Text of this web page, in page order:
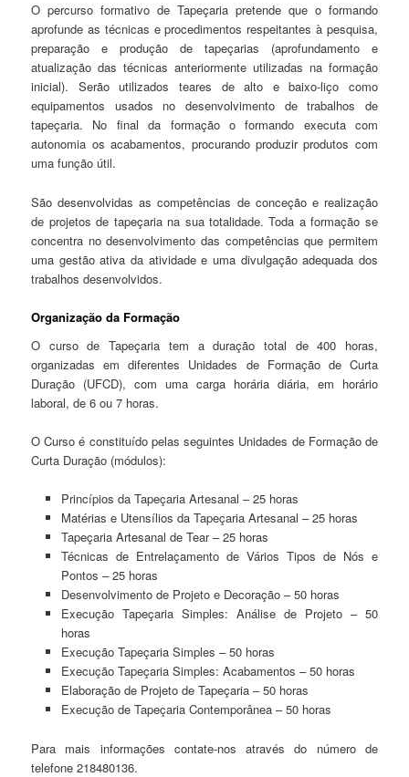
O percurso formativo de Tapeçaria pretende que o formando
aprofunde as técnicas e procedimentos respeitantes à pesquisa,
preparação e produção de tapeçarias (aprofundamento e
atualização das técnicas anteriormente utilizadas na formação
inicial). Serão utilizados teares de alto e baixo-liço como
equipamentos usados no desenvolvimento de trabalhos de
tapeçaria. No final da formação o formando executa com
autonomia os acabamentos, procurando produzir produtos com
uma função útil.
São desenvolvidas as competências de conceção e realização
de projetos de tapeçaria na sua totalidade. Toda a formação se
concentra no desenvolvimento das competências que permitem
uma gestão ativa da atividade e uma divulgação adequada dos
trabalhos desenvolvidos.
Organização da Formação
O curso de Tapeçaria tem a duração total de 400 horas,
organizadas em diferentes Unidades de Formação de Curta
Duração (UFCD), com uma carga horária diária, em horário
laboral, de 6 ou 7 horas.
O Curso é constituído pelas seguintes Unidades de Formação de
Curta Duração (módulos):
Princípios da Tapeçaria Artesanal – 25 horas
Matérias e Utensílios da Tapeçaria Artesanal – 25 horas
Tapeçaria Artesanal de Tear – 25 horas
Técnicas de Entrelaçamento de Vários Tipos de Nós e
Pontos – 25 horas
Desenvolvimento de Projeto e Decoração – 50 horas
Execução Tapeçaria Simples: Análise de Projeto – 50
horas
Execução Tapeçaria Simples – 50 horas
Execução Tapeçaria Simples: Acabamentos – 50 horas
Elaboração de Projeto de Tapeçaria – 50 horas
Execução de Tapeçaria Contemporânea – 50 horas
Para mais informações contate-nos através do número de
telefone 218480136.